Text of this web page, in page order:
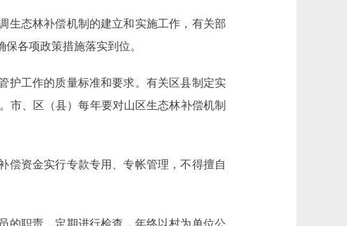
生态林补偿机制的建立和实施工作，有关部
各项政策措施落实到位。
护工作的质量标准和要求。有关区县制定实
市、区（县）每年要对山区生态林补偿机制
偿资金实行专款专用、专帐管理，不得擅自
的职责，定期进行检查，年终以村为单位公